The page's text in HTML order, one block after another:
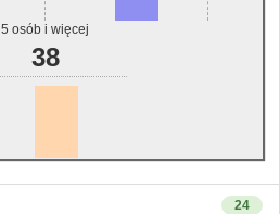
5 osób i więcej
38
24